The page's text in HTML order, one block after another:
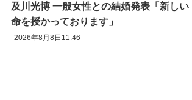
及川光博 一般女性との結婚発表「新しい
命を授かっております」
2026年8月8日11:46